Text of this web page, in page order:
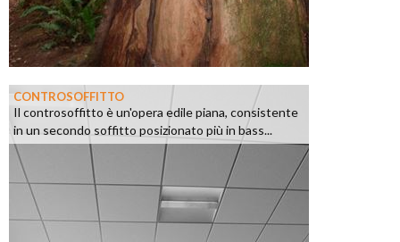
CONTROSOFFITTO
Il controsoffitto è un'opera edile piana, consistente
in un secondo soffitto posizionato più in bass...